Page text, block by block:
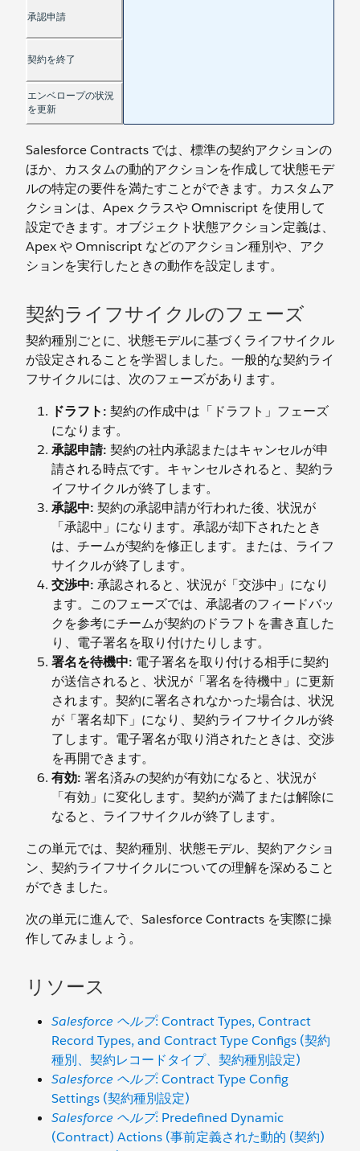
Salesforce Contracts では、標準の契約アクションの
ほか、カスタムの動的アクションを作成して状態モデ
ルの特定の要件を満たすことができます。カスタムア
クションは、Apex クラスや Omniscript を使用して
設定できます。オブジェクト状態アクション定義は、
Apex や Omniscript などのアクション種別や、アク
ションを実行したときの動作を設定します。
契約ライフサイクルのフェーズ
契約種別ごとに、状態モデルに基づくライフサイクル
が設定されることを学習しました。一般的な契約ライ
フサイクルには、次のフェーズがあります。
ドラフト: 契約の作成中は「ドラフト」フェーズ
になります。
承認申請: 契約の社内承認またはキャンセルが申
請される時点です。キャンセルされると、契約ラ
イフサイクルが終了します。
承認中: 契約の承認申請が行われた後、状況が
「承認中」になります。承認が却下されたとき
は、チームが契約を修正します。または、ライフ
サイクルが終了します。
交渉中: 承認されると、状況が「交渉中」になり
ます。このフェーズでは、承認者のフィードバッ
クを参考にチームが契約のドラフトを書き直した
り、電子署名を取り付けたりします。
署名を待機中: 電子署名を取り付ける相手に契約
が送信されると、状況が「署名を待機中」に更新
されます。契約に署名されなかった場合は、状況
が「署名却下」になり、契約ライフサイクルが終
了します。電子署名が取り消されたときは、交渉
を再開できます。
有効: 署名済みの契約が有効になると、状況が
「有効」に変化します。契約が満了または解除に
なると、ライフサイクルが終了します。
この単元では、契約種別、状態モデル、契約アクショ
ン、契約ライフサイクルについての理解を深めること
ができました。
次の単元に進んで、Salesforce Contracts を実際に操
作してみましょう。
リソース
Salesforce ヘルプ: Contract Types, Contract
Record Types, and Contract Type Configs (契約
種別、契約レコードタイプ、契約種別設定)
Salesforce ヘルプ: Contract Type Config
Settings (契約種別設定)
Salesforce ヘルプ: Predefined Dynamic
(Contract) Actions (事前定義された動的 (契約)